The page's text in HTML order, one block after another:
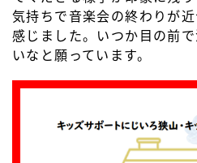
気持ちで音楽会の終わりが
感じました。いつか目の前
いなと願っています。